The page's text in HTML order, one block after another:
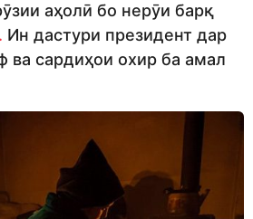
аҳолӣ бо нерӯи барқ
Ин дастури президент дар
ва сардиҳои охир ба амал